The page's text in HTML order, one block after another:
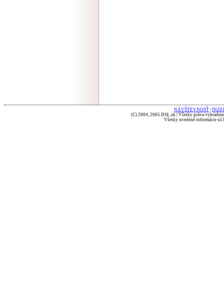
NÁVŠTEVNOSŤ
(C) 2004, 2005 DSL.sk | Všetky práva
Všetky uvedené informácie sú